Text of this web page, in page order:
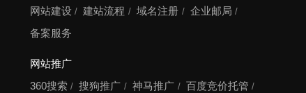
网站建设
建站流程 域名注册
企业邮局
备案服务
网站推广
360搜索
搜狗推广 神马推广
百度竞价托管